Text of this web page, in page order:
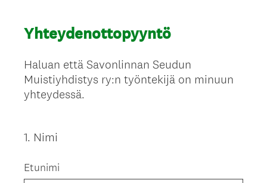
Yhteydenottopyyntö
Haluan että Savonlinnan Seudun
Muistiyhdistys ry:n työntekijä on minuun
yhteydessä.
Question
1. Nimi
Etunimi